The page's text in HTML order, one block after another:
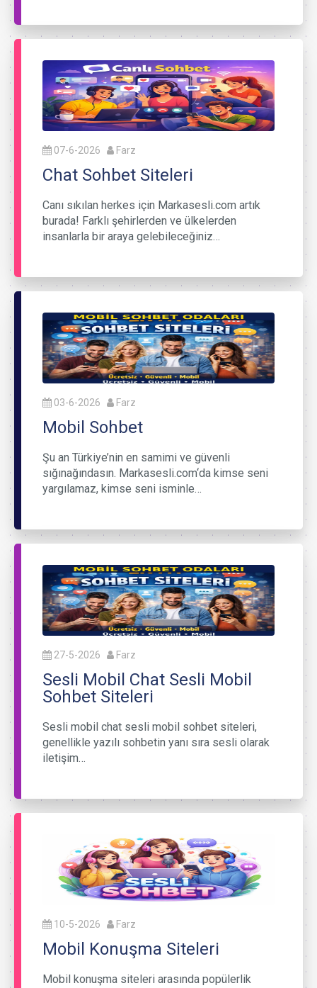
07-6-2026 Farz
Chat Sohbet Siteleri
Canı sıkılan herkes için Markasesli.com artık
burada! Farklı şehirlerden ve ülkelerden
insanlarla bir araya gelebileceğiniz…
03-6-2026 Farz
Mobil Sohbet
Şu an Türkiye’nin en samimi ve güvenli
sığınağındasın. Markasesli.com‘da kimse seni
yargılamaz, kimse seni isminle…
27-5-2026 Farz
Sesli Mobil Chat Sesli Mobil
Sohbet Siteleri
Sesli mobil chat sesli mobil sohbet siteleri,
genellikle yazılı sohbetin yanı sıra sesli olarak
iletişim…
10-5-2026 Farz
Mobil Konuşma Siteleri
Mobil konuşma siteleri arasında popülerlik